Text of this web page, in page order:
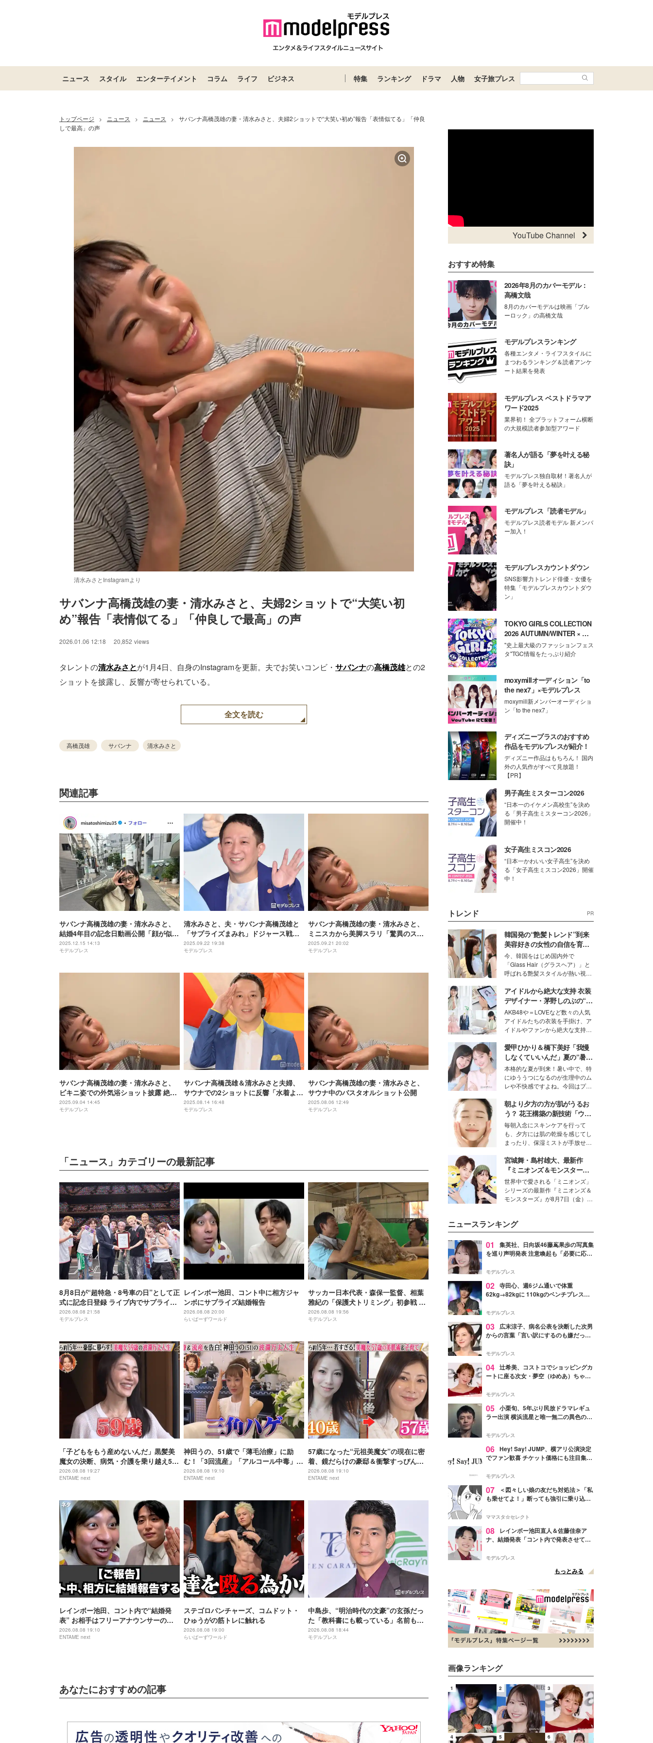
ニュース スタイル エンターテイメント コラム ライフ ビジネス 特集 ランキング ドラマ 人物 女子旅プレス
トップページ > ニュース > ニュース >
サバンナ高橋茂雄の妻・清水みさと、夫婦2ショットで“大笑い初め”報告「表情似てる」「仲良
しで最高」の声
清水みさとInstagramより
サバンナ高橋茂雄の妻・清水みさと、夫婦2ショットで“大笑い初
め”報告「表情似てる」「仲良しで最高」の声
2026.01.06 12:18 20,852 views
タレントの清水みさとが1月4日、自身のInstagramを更新。夫でお笑いコンビ・ サバンナの高橋茂雄との2
ショットを披露し、反響が寄せられている。
全文を読む
高橋茂雄 サバンナ 清水みさと
関連記事
サバンナ高橋茂雄の妻・清水みさと、
結婚4年目の記念日動画公開「顔が似て
きた」「幸せそう」と反響
2025.12.15 14:13
モデルプレス
清水みさと、夫・サバンナ高橋茂雄と
「サプライズまみれ」ドジャース戦観
戦報告「奇跡の連続ですごい」と反響
2025.09.22 19:38
モデルプレス
サバンナ高橋茂雄の妻・清水みさと、
ミニスカから美脚スラリ「驚異のスタ
イル」「脚長すぎ」と驚きの声
2025.09.21 20:02
モデルプレス
サバンナ高橋茂雄の妻・清水みさと、
ビキニ姿での外気浴ショット披露 絶景
バックに際立つ美スタイル
2025.09.04 14:45
モデルプレス
サバンナ高橋茂雄＆清水みさと夫婦、
サウナでの2ショットに反響「水着より
紙パンツが楽すぎて」
2025.08.14 16:48
モデルプレス
サバンナ高橋茂雄の妻・清水みさと、
サウナ中のバスタオルショット公開
2025.08.06 12:49
モデルプレス
「ニュース」カテゴリーの最新記事
8月8日が“超特急・8号車の日”として正
式に記念日登録 ライブ内でサプライズ
発表
2026.08.08 21:58
モデルプレス
レインボー池田、コント中に相方ジャ
ンボにサプライズ結婚報告
2026.08.08 20:00
らいばーずワールド
サッカー日本代表・森保一監督、相葉
雅紀の「保護犬トリミング」初参戦 ド
リームチームで心込めて挑む【24時間
テレビ49】
2026.08.08 19:56
モデルプレス
「子どもをもう産めないんだ」黒髪美
魔女の決断、病気・介護を乗り越え56
歳で“おばあちゃん”に
2026.08.08 19:27
ENTAME next
神田うの、51歳で「薄毛治療」に励
む！「3回流産」「アルコール中毒」自
身の過去を赤裸々告白
2026.08.08 19:10
ENTAME next
57歳になった“元祖美魔女”の現在に密
着、鏡だらけの豪邸＆衝撃すっぴん姿
を披露
2026.08.08 19:10
ENTAME next
レインボー池田、コント内で“結婚発
表” お相手はフリーアナウンサーの佐
藤佳奈
2026.08.08 19:10
ENTAME next
ステゴロパンチャーズ、コムドット・
ひゅうがの筋トレに触れる
2026.08.08 19:00
らいばーずワールド
中島歩、“明治時代の文豪”の玄孫だっ
た「教科書にも載っている」名前も先
祖に由来
2026.08.08 18:44
モデルプレス
あなたにおすすめの記事
YouTube Channel
おすすめ特集
2026年8月のカバーモデル：
高橋文哉
8月のカバーモデルは映画「ブル
ーロック」の高橋文哉
モデルプレスランキング
各種エンタメ・ライフスタイルに
まつわるランキング＆読者アンケ
ート結果を発表
モデルプレス ベストドラマア
ワード2025
業界初！ 全プラットフォーム横断
の大規模読者参加型アワード
著名人が語る「夢を叶える秘
訣」
モデルプレス独自取材！著名人が
語る「夢を叶える秘訣」
モデルプレス「読者モデル」
モデルプレス読者モデル 新メンバ
ー加入！
モデルプレスカウントダウン
SNS影響力トレンド俳優・女優を
特集「モデルプレスカウントダウ
ン」
TOKYO GIRLS COLLECTION
2026 AUTUMN/WINTER × モ
デルプレス
"史上最大級のファッションフェス
タ"TGC情報をたっぷり紹介
moxymillオーディション「to
the nex7」×モデルプレス
moxymill新メンバーオーディショ
ン「to the nex7」
ディズニープラスのおすすめ
作品をモデルプレスが紹介！
ディズニー作品はもちろん！ 国内
外の人気作がすべて見放題！
【PR】
男子高生ミスターコン2026
“日本一のイケメン高校生”を決め
る「男子高生ミスターコン2026」
開催中！
女子高生ミスコン2026
“日本一かわいい女子高生”を決め
る「女子高生ミスコン2026」開催
中！
トレンド PR
韓国発の“艶髪トレンド”到来
美容好きの女性の自信を育む
「ヘアケア事情」って？
今、韓国をはじめ国内外で
「Glass Hair（グラスヘア）」と
呼ばれる艶髪スタイルが熱い視線
ションの完成度を高めるベースと
して、“髪そのものの美しさ”に改
めて注目する人が増えている様
子。今回は、そんな憧れの艶やか
な髪を日常で叶える、美容好きの
女性たちのヘアケア事情を紹介し
ます。
アイドルから絶大な支持 衣装
デザイナー・茅野しのぶの“可
愛い”を作る美学＜「シチズン
クロスシー」インタビュー＞
AKB48や＝LOVEなど数々の人気
アイドルたちの衣装を手掛け、ア
イドルやファンから絶大な支持を
取締役兼クリエイティブディレク
ター・茅野しのぶ。一人ひとりの
個性に寄り添い、魅力を引き出す
衣装作りは、多くの女性たちに勇
気と自信を与え続けている。
愛甲ひかり＆橋下美好「我慢
しなくていいんだ」夏の“暑さ
対策”の新しい選択肢とは？
本格的な夏が到来！暑い中で、特
にゆううつになるのが生理中のム
レや不快感ですよね。今回はプラ
モデル・愛甲ひかりさんと橋下美
好さんを迎えて本音で女子会トー
ク。猛暑のお出かけを快適に過ご
すヒントや、2人が感動した夏の
生理の新常識にも迫りました。
朝より夕方の方が肌がうるお
う？ 花王構築の新技術「ウォ
ーターキャプチャリングスキ
ン（捕水肌）」がスキンケア
の常識を変える予感
毎朝入念にスキンケアを行って
も、夕方には肌の乾燥を感じてし
まったり、保湿ミストが手放せな
な美容の常識を大きく変える可能
性を秘めた、革新的な「Water
Capturing Skin（ウォーターキャ
プチャリングスキン：捕水肌）」
技術を、花王が構築した。
宮城舞・島村雄大、最新作
『ミニオンズ＆モンスター
ズ』の魅力熱弁 ハチャメチャ
だけじゃない“友情と絆”に感
動
世界中で愛される「ミニオンズ」
シリーズの最新作『ミニオンズ＆
モンスターズ』が8月7日（金）に
デルの宮城舞と島村雄大の特別対
談をお届け！それぞれの視点か
ら、今作ならではの魅力や予想外
の感動をもたらす奥深いストーリ
た。
ニュースランキング
01
集英社、日向坂46藤嶌果歩の写真集
を巡り声明発表 注意喚起も「必要に応じ
モデルプレス
02 寺田心、週6ジム通いで体重
62kg→82kgに 110kgのベンチプレス持
「かっこいい」と反響
モデルプレス
03
広末涼子、病名公表を決断した次男
からの言葉「言い訳にするのも嫌だっ
モデルプレス
04 辻希美、コストコでショッピングカ
ートに座る次女・夢空（ゆめあ）ちゃん
ぎ」「成長を感じる」の声
モデルプレス
05 小栗旬、5年ぶり民放ドラマレギュ
ラー出演 横浜流星と唯一無二の異色のバ
モデルプレス
06 Hey! Say! JUMP、横アリ公演決定
でファン歓喜 チケット価格にも注目集ま
モデルプレス
07
＜図々しい娘の友だち対処法＞「私
も乗せてよ！」断っても強引に乗り込ん
ママスタ☆セレクト
08
レインボー池田直人＆佐藤佳奈ア
ナ、結婚発表「コント内で発表させてい
点変更のため
モデルプレス
もっとみる
画像ランキング
1 2 3
4 5 6